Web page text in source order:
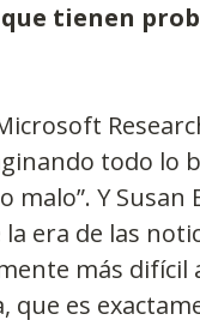
tienen
todo lo
Y Susan
era de las
más difícil
que es